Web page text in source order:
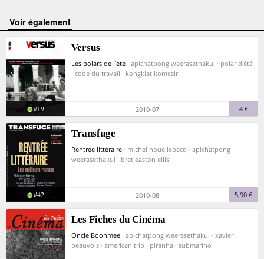
voir également
Versus
Les polars de l’été · apichatpong weerasethakul · polar d'été
· code du travail · kongkiat komesiri
#19 2010-07 4 €
Transfuge
Rentrée littéraire · michel houellebecq · apichatpong
weerasethakul · bret easton ellis
#42 2010-08 5,90 €
Les Fiches du Cinéma
Oncle Boonmee · apichatpong weerasethakul · xavier
beauvois · american trip · piranha · submarino